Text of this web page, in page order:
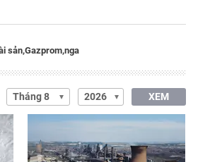
sản,Gazprom,nga
XEM